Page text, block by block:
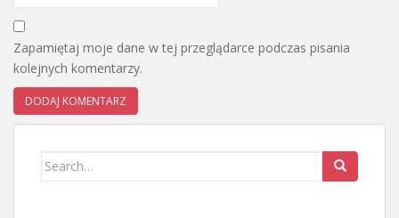
Zapamiętaj moje dane w tej przeglądarce podczas pisania
kolejnych komentarzy.
Search